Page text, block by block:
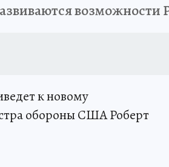
возможности
к новому
обороны США Роберт